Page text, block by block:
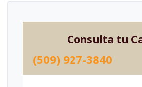
Consulta tu
(509) 927-3840